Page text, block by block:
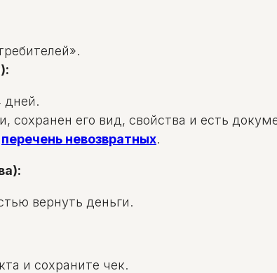
дней.
сохранен его вид, свойства и есть
перечень невозвратных.
вернуть деньги.
и сохраните чек.